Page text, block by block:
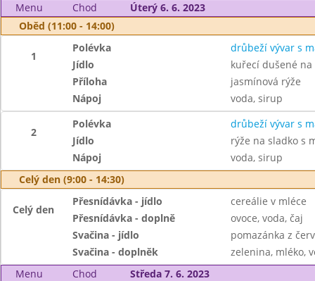
Menu
Chod
Úterý 6. 6. 2023
Oběd (11:00 - 14:00)
1
Polévka
drůbeží vývar s
Jídlo
kuřecí dušené
Příloha
jasmínová rýže
Nápoj
voda, sirup
2
Polévka
drůbeží vývar s
Jídlo
rýže na sladko s
Nápoj
voda, sirup
Celý den (9:00 - 14:30)
Celý den
Přesnídávka - jídlo
cereálie v mléce
Přesnídávka - doplně
ovoce, voda, čaj
Svačina - jídlo
pomazánka z
Svačina - doplněk
zelenina, mléko,
Menu
Chod
Středa 7. 6. 2023